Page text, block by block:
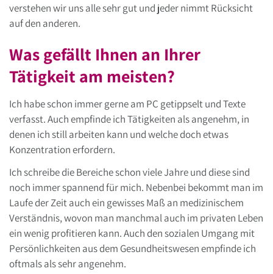
verstehen wir uns alle sehr gut und jeder nimmt Rücksicht
auf den anderen.
Was gefällt Ihnen an Ihrer
Tätigkeit am meisten?
Ich habe schon immer gerne am PC getippselt und Texte
verfasst. Auch empfinde ich Tätigkeiten als angenehm, in
denen ich still arbeiten kann und welche doch etwas
Konzentration erfordern.
Ich schreibe die Bereiche schon viele Jahre und diese sind
noch immer spannend für mich. Nebenbei bekommt man im
Laufe der Zeit auch ein gewisses Maß an medizinischem
Verständnis, wovon man manchmal auch im privaten Leben
ein wenig profitieren kann. Auch den sozialen Umgang mit
Persönlichkeiten aus dem Gesundheitswesen empfinde ich
oftmals als sehr angenehm.